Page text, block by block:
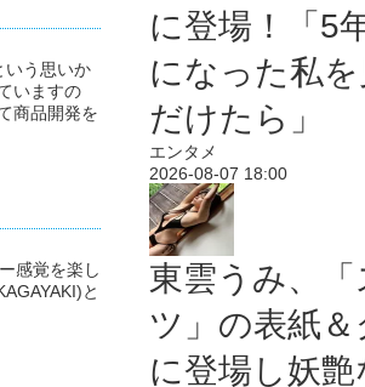
いう思いか
いますの
商品開発を
感覚を楽し
と
に登場！「5
になった私
だけたら」
エンタメ
2026-08-07 18:00
東雲うみ、「
ツ」の表紙
に登場し妖艶